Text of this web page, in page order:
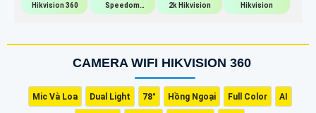
Hikvision 360
Speedom
Hikvision
2k Hikvision
Hikvision
CAMERA WIFI HIKVISION 360
Mic Và Loa Dual Light 78° Hồng Ngoại Full Color AI